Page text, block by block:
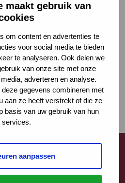
maakt gebruik van
om content en advertenties te
voor social media te bieden
te analyseren. Ook delen we
van onze site met onze
adverteren en analyse.
gegevens combineren met
aan ze heeft verstrekt of die ze
basis van uw gebruik van hun
services.
aanpassen